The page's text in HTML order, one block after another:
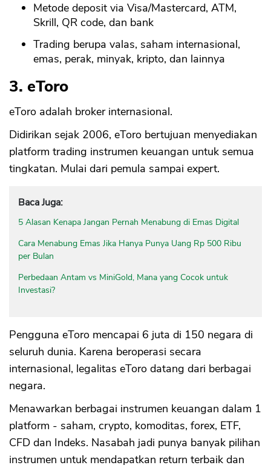
Metode deposit via Visa/Mastercard, ATM,
Skrill, QR code, dan bank
Trading berupa valas, saham internasional,
emas, perak, minyak, kripto, dan lainnya
3. eToro
eToro adalah broker internasional.
Didirikan sejak 2006, eToro bertujuan menyediakan
platform trading instrumen keuangan untuk semua
tingkatan. Mulai dari pemula sampai expert.
Baca Juga:
5 Alasan Kenapa Jangan Pernah Menabung di Emas Digital
Cara Menabung Emas Jika Hanya Punya Uang Rp 500 Ribu
per Bulan
Perbedaan Antam vs MiniGold, Mana yang Cocok untuk
Investasi?
Pengguna eToro mencapai 6 juta di 150 negara di
seluruh dunia. Karena beroperasi secara
internasional, legalitas eToro datang dari berbagai
negara.
Menawarkan berbagai instrumen keuangan dalam 1
platform - saham, crypto, komoditas, forex, ETF,
CFD dan Indeks. Nasabah jadi punya banyak pilihan
instrumen untuk mendapatkan return terbaik dan